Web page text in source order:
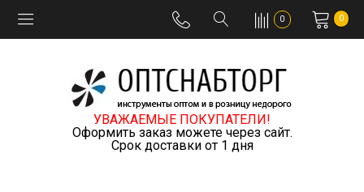
0 0
УВАЖАЕМЫЕ ПОКУПАТЕЛИ!
Оформить заказ можете через сайт.
Срок доставки от 1 дня